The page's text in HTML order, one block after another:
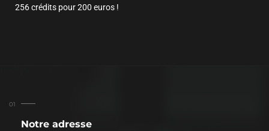
256 crédits pour 200 euros !
Notre adresse